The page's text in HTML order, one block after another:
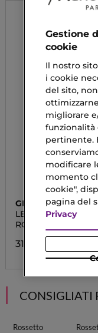
GIVENCHY
LE ROUGE DEEP
ROSSETTO MATT
31,20 €
CONSIGLIATI
Rossetto
Gestione
cookie
Il nostro
i cookie
del sito,
migliorare
pertinente.
modificare
momento
cookie",
pagina del
Privacy